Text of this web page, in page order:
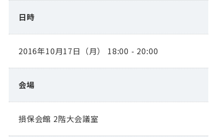
日時
2016年10月17日（月） 18:00 - 20:00
会場
損保会館 2階大会議室